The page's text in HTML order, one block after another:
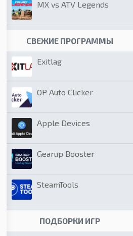
MX vs ATV Legends
СВЕЖИЕ ПРОГРАММЫ
Exitlag
OP Auto Clicker
Apple Devices
Gearup Booster
SteamTools
ПОДБОРКИ ИГР